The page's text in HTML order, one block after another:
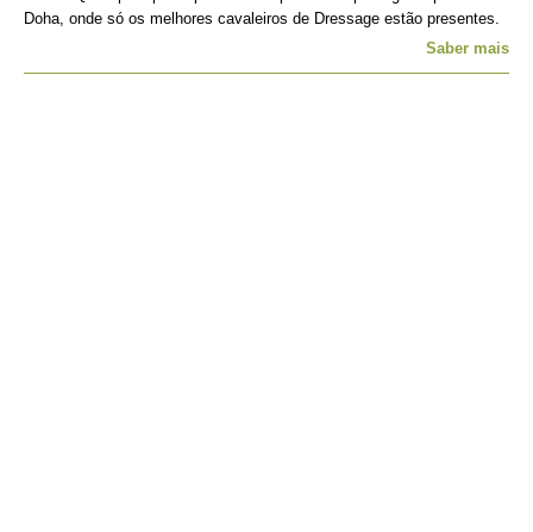
Doha, onde só os melhores cavaleiros de Dressage estão presentes.
Saber mais